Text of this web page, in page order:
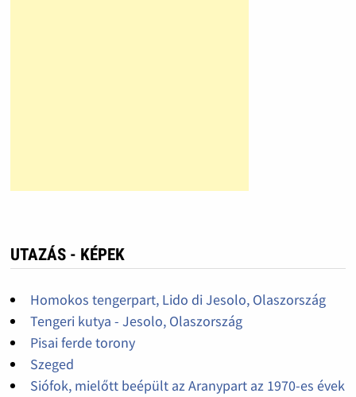
UTAZÁS - KÉPEK
Homokos tengerpart, Lido di Jesolo, Olaszország
Tengeri kutya - Jesolo, Olaszország
Pisai ferde torony
Szeged
Siófok, mielőtt beépült az Aranypart az 1970-es évek